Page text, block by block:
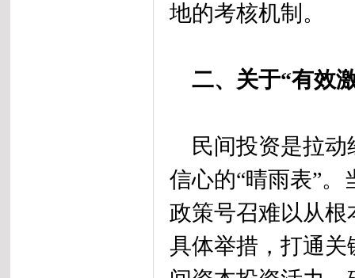
地的考核机制。
二、关于“有效
民间投资是拉动
信心的“晴雨表”
政策号召难以从
具体举措，打通